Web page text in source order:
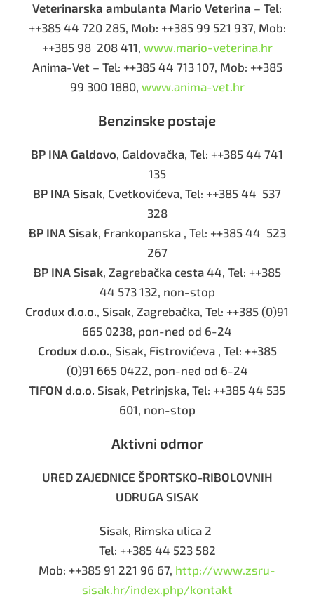
Veterinarska ambulanta Mario Veterina – Tel:
++385 44 720 285, Mob: ++385 99 521 937, Mob:
++385 98 208 411, www.mario-veterina.hr
Anima-Vet – Tel: ++385 44 713 107, Mob: ++385
99 300 1880, www.anima-vet.hr
Benzinske postaje
BP INA Galdovo, Galdovačka, Tel: ++385 44 741
135
BP INA Sisak, Cvetkovićeva, Tel: ++385 44 537
328
BP INA Sisak, Frankopanska , Tel: ++385 44 523
267
BP INA Sisak, Zagrebačka cesta 44, Tel: ++385
44 573 132, non-stop
Crodux d.o.o., Sisak, Zagrebačka, Tel: ++385 (0)91
665 0238, pon-ned od 6-24
Crodux d.o.o., Sisak, Fistrovićeva , Tel: ++385
(0)91 665 0422, pon-ned od 6-24
TIFON d.o.o. Sisak, Petrinjska, Tel: ++385 44 535
601, non-stop
Aktivni odmor
URED ZAJEDNICE ŠPORTSKO-RIBOLOVNIH
UDRUGA SISAK
Sisak, Rimska ulica 2
Tel: ++385 44 523 582
Mob: ++385 91 221 96 67, http://www.zsru-
sisak.hr/index.php/kontakt